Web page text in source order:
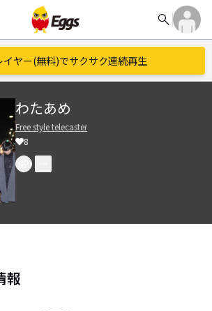
search
イヤー(無料)でサクサク連続再生
わたあめ
Free style telecaster
8
報